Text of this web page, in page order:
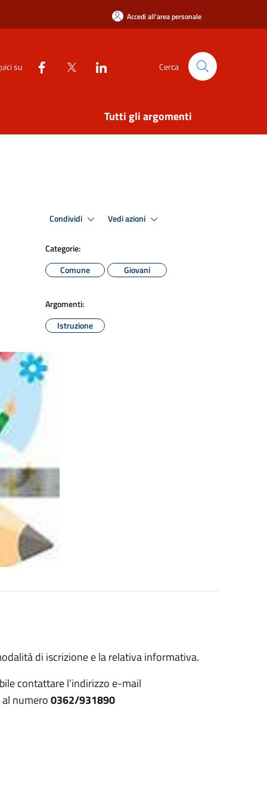
Accedi all'area personale
su Cerca
Tutti gli argomenti
Condividi Vedi azioni
Categorie:
Comune
Giovani
Argomenti:
Istruzione
di iscrizione e la relativa informativa.
contattare l’indirizzo e-mail
numero0362/931890